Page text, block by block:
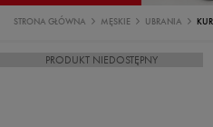
STRONA GŁÓWNA MĘSKIE UBRANIA
PRODUKT NIEDOSTĘPNY